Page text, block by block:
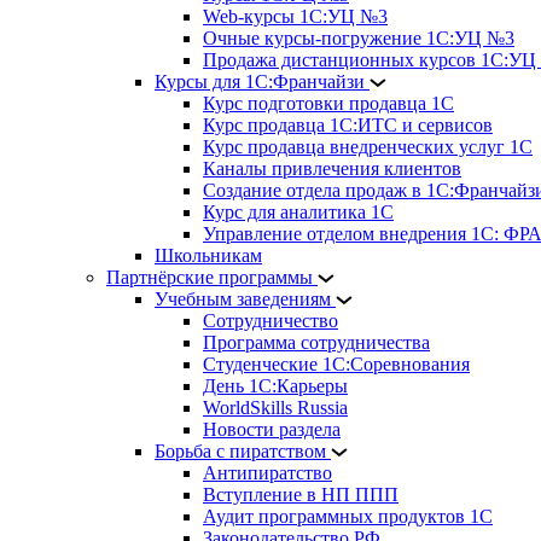
Web-курсы 1С:УЦ №3
Очные курсы-погружение 1С:УЦ №3
Продажа дистанционных курсов
Курсы для 1С:Франчайзи
Курс подготовки продавца 1С
Курс продавца 1С:ИТС и сервисов
Курс продавца внедренческих услуг 1С
Каналы привлечения клиентов
Создание отдела продаж в
Курс для аналитика 1С
Управление отделом внедрения 1С:
Школьникам
Партнёрские программы
Учебным заведениям
Сотрудничество
Программа сотрудничества
Студенческие 1С:Соревнования
День 1С:Карьеры
WorldSkills Russia
Новости раздела
Борьба с пиратством
Антипиратство
Вступление в НП ППП
Аудит программных продуктов 1С